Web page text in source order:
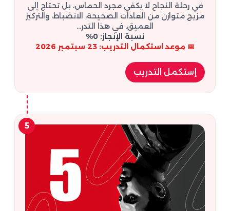
في رحلة النجاح لا يكفي مجرد الحماس، بل تحتاج إلى
مزيج متوازن من العادات الصحيحة، الانضباط، والتركيز
العميق. في هذا التدر...
نسبة الإنجاز: 0%
📅 موعد استكمال التدريب: 23 سبتمبر 2026
إستكمل التدريب
5